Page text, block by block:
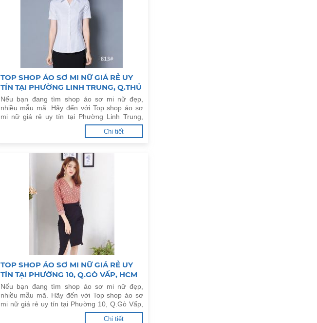
TOP SHOP ÁO SƠ MI NỮ GIÁ RẺ UY
TÍN TẠI PHƯỜNG LINH TRUNG, Q.THỦ
ĐỨC, HCM
Nếu bạn đang tìm shop áo sơ mi nữ đẹp,
nhiều mẫu mã. Hãy đến với Top shop áo sơ
mi nữ giá rẻ uy tín tại Phường Linh Trung,
Chi tiết
TOP SHOP ÁO SƠ MI NỮ GIÁ RẺ UY
TÍN TẠI PHƯỜNG 10, Q.GÒ VẤP, HCM
Nếu bạn đang tìm shop áo sơ mi nữ đẹp,
nhiều mẫu mã. Hãy đến với Top shop áo sơ
mi nữ giá rẻ uy tín tại Phường 10, Q.Gò Vấp,
Chi tiết